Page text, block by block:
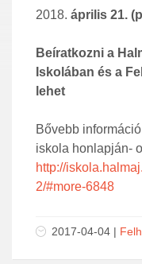
április 21.
Beíratkozni a
Iskolában és a
lehet
Bővebb
iskola honlapján-
http://
2/#more-6848
2017-04-04 |